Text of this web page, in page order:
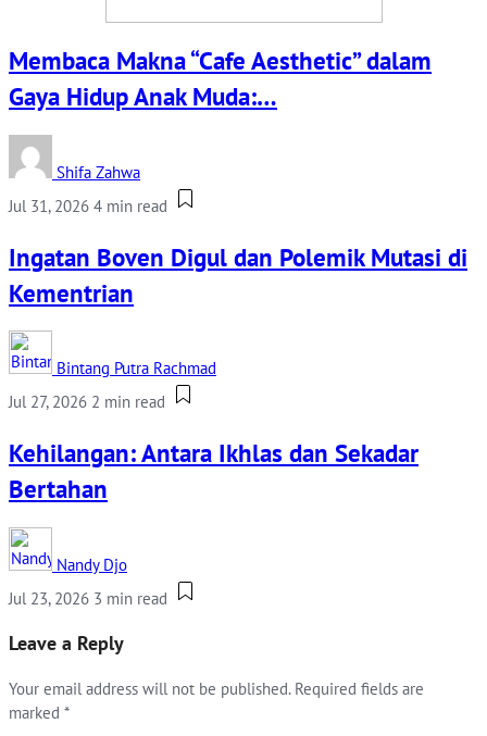
Membaca Makna “Cafe Aesthetic” dalam
Gaya Hidup Anak Muda:…
Shifa Zahwa
Jul 31, 2026 4 min read
Ingatan Boven Digul dan Polemik Mutasi di
Kementrian
Bintang Putra Rachmad
Jul 27, 2026 2 min read
Kehilangan: Antara Ikhlas dan Sekadar
Bertahan
Nandy Djo
Jul 23, 2026 3 min read
Leave a Reply
Your email address will not be published. Required fields are
marked *